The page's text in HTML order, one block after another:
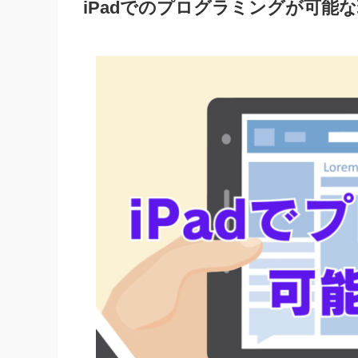
iPadでのプログラミングが可能